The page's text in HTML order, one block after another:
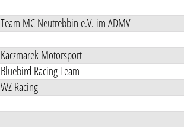
Team MC Neutrebbin e.V. im ADMV
Kaczmarek Motorsport
Bluebird Racing Team
WZ Racing